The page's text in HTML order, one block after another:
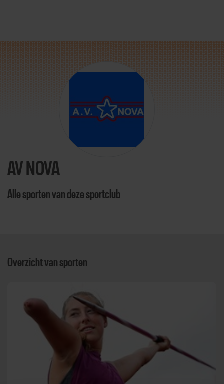
Direct door naar content
AV NOVA
Alle sporten van deze sportclub
Overzicht van sporten